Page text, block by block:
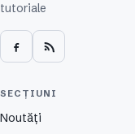
tutoriale
SECȚIUNI
Noutăți